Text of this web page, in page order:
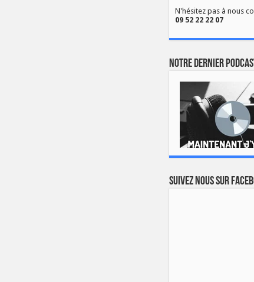
N'hésitez pas à nous
09 52 22 22 07
Notre dernier
Suivez nous sur